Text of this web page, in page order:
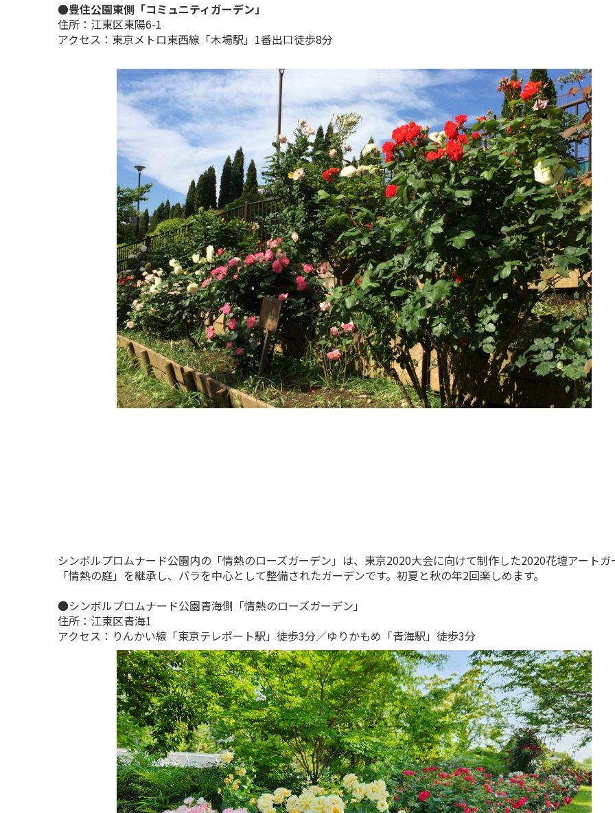
●豊住公園東側「コミュニティガーデン」
住所：江東区東陽6-1
アクセス：東京メトロ東西線「木場駅」1番出口徒歩8分
シンボルプロムナード公園内の「情熱のローズガーデン」は、東京2020大会に向けて制作した2020花壇アートガ
「情熱の庭」を継承し、バラを中心として整備されたガーデンです。初夏と秋の年2回楽しめます。
●シンボルプロムナード公園青海側「情熱のローズガーデン」
住所：江東区青海1
アクセス：りんかい線「東京テレポート駅」徒歩3分／ゆりかもめ「青海駅」徒歩3分